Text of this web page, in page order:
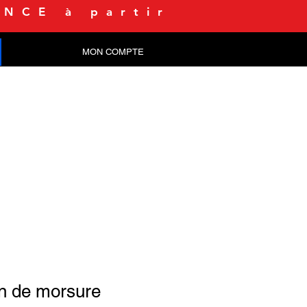
à partir
MON COMPTE
de morsure